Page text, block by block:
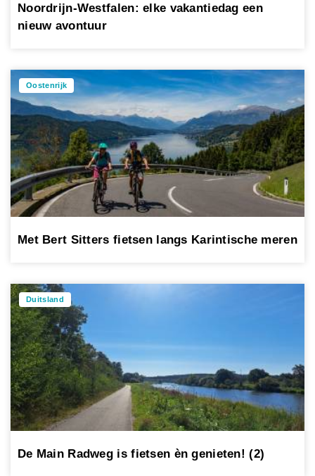
Noordrijn-Westfalen: elke vakantiedag een
nieuw avontuur
Oostenrijk
Met Bert Sitters fietsen langs Karintische meren
Duitsland
De Main Radweg is fietsen èn genieten! (2)